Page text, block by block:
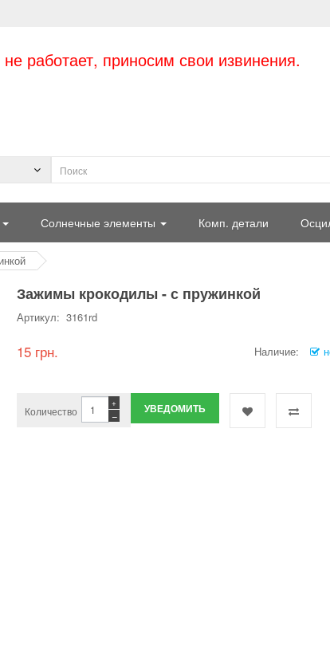
не работает, приносим свои извинения.
Солнечные элементы Комп. детали
Зажимы крокодилы - с пружинкой
Артикул: 3161rd
15 грн. Наличие:
Количество −
+ УВЕДОМИТЬ